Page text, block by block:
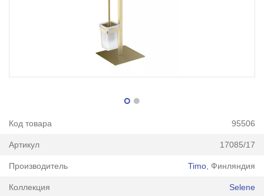
Код товара 95506
Артикул 17085/17
Производитель Timo , Финляндия
Коллекция Selene